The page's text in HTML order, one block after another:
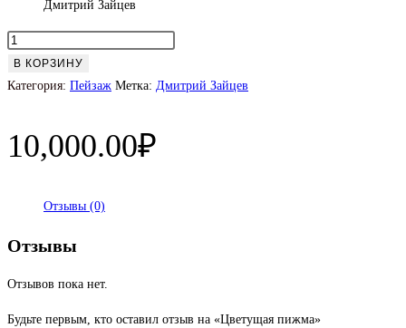
Дмитрий Зайцев
Количество
товара
Цветущая
В КОРЗИНУ
Категория: Пейзаж Метка: Дмитрий Зайцев
10,000.00₽
Отзывы (0)
Отзывы
Отзывов пока нет.
Будьте первым, кто оставил отзыв на «Цветущая пижма»